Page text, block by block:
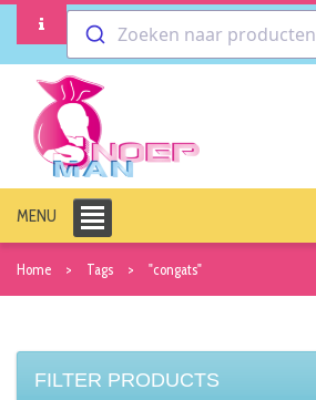
Zoeken naar producten
MENU
Home Tags "congats"
FILTER PRODUCTS